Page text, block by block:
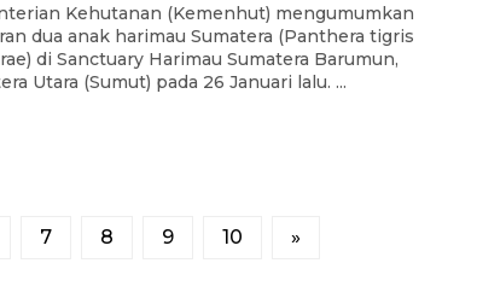
Kehutanan (Kemenhut) mengumumkan
dua anak harimau Sumatera (Panthera tigris
di Sanctuary Harimau Sumatera Barumun,
Utara (Sumut) pada 26 Januari lalu. ...
7 8 9 10 »